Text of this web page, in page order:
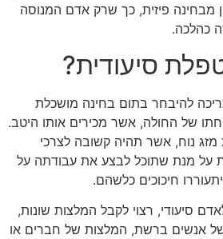
מבחינה פיזית, כך שרק אדם המנוסה
כהלכה.
סיעודית?
להיבחר בתום בחינה מושכלת
של החולה, אשר מכירים אותו היטב.
נוח, אשר תהיה קשובה לצרכי
על מנת שתוכל לבצע את עבודתה על
חיכוכים כלשהם.
סיעודי, רצוי לקבל המלצות שונות,
אנשים ברשת, המלצות של חברים או